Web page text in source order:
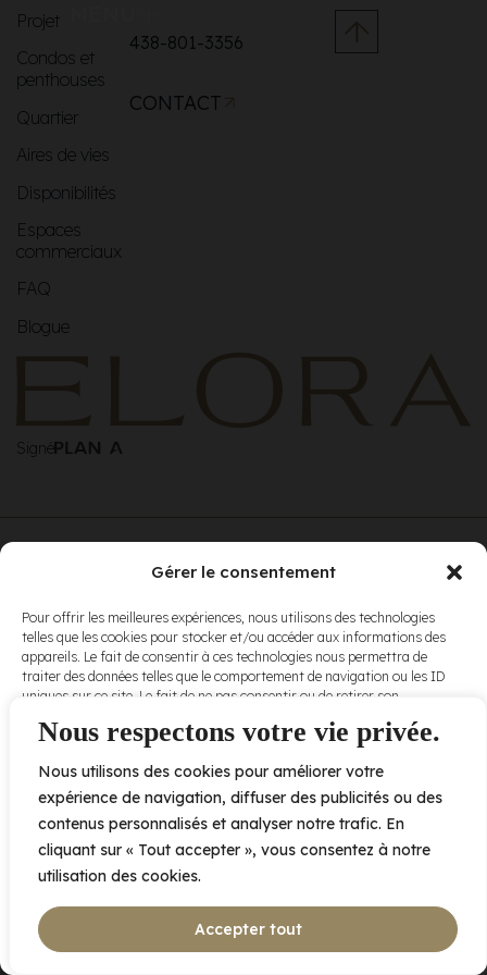
Nous respectons votre vie privée.
Nous utilisons des cookies pour améliorer votre
expérience de navigation, diffuser des publicités ou des
contenus personnalisés et analyser notre trafic. En
cliquant sur « Tout accepter », vous consentez à notre
utilisation des cookies.
Accepter tout
Gérer le consentement
Pour offrir les meilleures expériences, nous utilisons des technologies
telles que les cookies pour stocker et/ou accéder aux informations des
appareils. Le fait de consentir à ces technologies nous permettra de
traiter des données telles que le comportement de navigation ou les ID
uniques sur ce site. Le fait de ne pas consentir ou de retirer son
et fonctions.
Accepter
Refuser
Projet
Condos et
penthouses
Quartier
Aires de vies
Disponibilités
Espaces
commerciaux
FAQ
Blogue
438-801-3356
CONTACT
Signé
conditions
d’utilisationet
nospolitiques
de
confidentialité .
2005 av. de Bois-de-Boulogne, Laval QC H7N 0J7